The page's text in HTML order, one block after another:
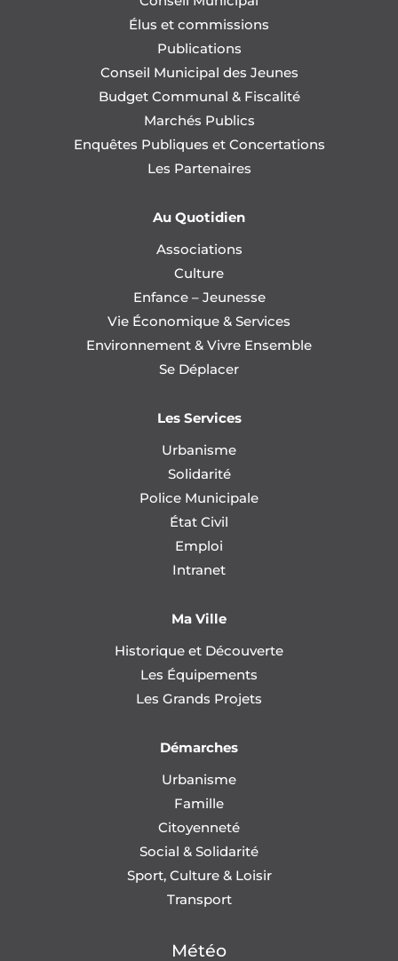
Élus et commissions
Publications
Conseil Municipal des Jeunes
Budget Communal & Fiscalité
Marchés Publics
Enquêtes Publiques et Concertations
Les Partenaires
Au Quotidien
Associations
Culture
Enfance – Jeunesse
Vie Économique & Services
Environnement & Vivre Ensemble
Se Déplacer
Les Services
Urbanisme
Solidarité
Police Municipale
État Civil
Emploi
Intranet
Ma Ville
Historique et Découverte
Les Équipements
Les Grands Projets
Démarches
Urbanisme
Famille
Citoyenneté
Social & Solidarité
Sport, Culture & Loisir
Transport
Météo